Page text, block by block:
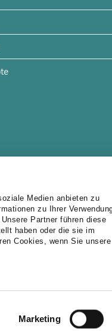
Medien anbieten zu
zu Ihrer
Partner führen diese
haben oder die sie im
Cookies, wenn Sie unsere
Marketing